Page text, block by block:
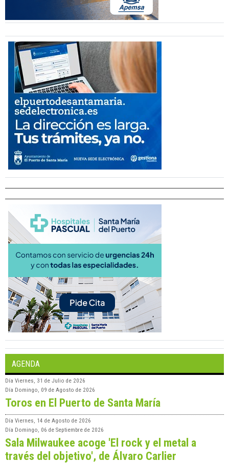
AGENDA
Día Viernes, 31 de Julio de 2026
Día Domingo, 09 de Agosto de 2026
Toros en El Puerto de Santa María
Día Viernes, 14 de Agosto de 2026
Día Domingo, 06 de Septiembre de 2026
Sala Milwaukee acoge 'El rock y el metal a
través del objetivo', de Álvaro Carlier